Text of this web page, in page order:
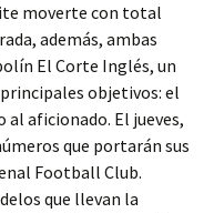
moverte con total
además, ambas
El Corte Inglés, un
objetivos: el
aficionado. El jueves,
que portarán sus
Football Club.
que llevan la